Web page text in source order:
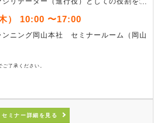
押さえて解説します。この概念とスキル
参加意欲を高め、納得性の高い合意形成
） 10:00 〜17:00
ンニング岡山本社 セミナールーム（岡山
了承ください。
セミナー詳細を見る